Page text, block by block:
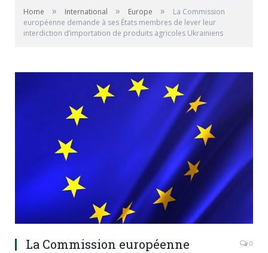
Home » International » Europe »
La Commission
européenne demande à ses États membres de lever leur
interdiction d’importation de produits agricoles Ukrainiens
La Commission européenne
0